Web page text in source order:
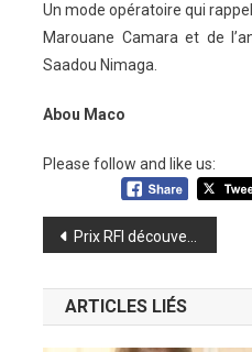
Un mode opératoire qui
Marouane Camara et de
Saadou Nimaga.
Abou Maco
Please follow and like us:
Navigation
de
l’article
Prix RFI découvertes 2025 : la Guinéenne Marie Tolno « Rima Queen », nouvelle lauréate
ARTICLES LIÉS